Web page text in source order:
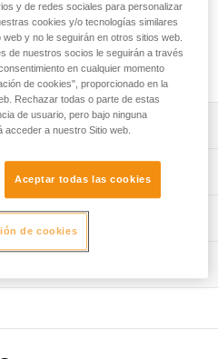
acolchados están
los rozamientos. El torso
de carga en el cinturón,
asiento AVAO SIT, AVAO SIT
MOUNTAIN en arneses
difíciles con ascensos
ventral integrado
el rozamiento en el cuello.
y permite al usuario
Conexión de un sistema
y CE EN 12841 tipo B (con
y de redes sociales para personalizar
cookies y/o tecnologías similares
y no le seguirán en otros sitios web.
de nuestros socios le seguirán a través
en cualquier momento
de cookies", proporcionado en la
Rechazar todas o parte de estas
de usuario, pero bajo ninguna
acceder a nuestro Sitio web.
Aceptar todas las cookies
de cookies